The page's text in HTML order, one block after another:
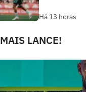
Há 13 horas
MAIS LANCE!